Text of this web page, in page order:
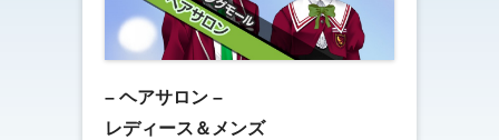
– ヘアサロン –
レディース＆メンズ